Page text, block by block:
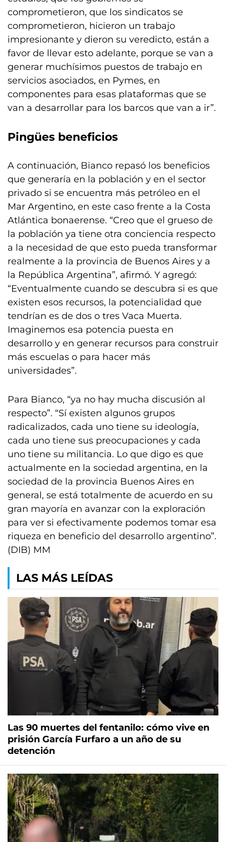
comprometieron, que los sindicatos se
comprometieron, hicieron un trabajo
impresionante y dieron su veredicto, están a
favor de llevar esto adelante, porque se van a
generar muchísimos puestos de trabajo en
servicios asociados, en Pymes, en
componentes para esas plataformas que se
van a desarrollar para los barcos que van a ir”.
Pingües beneficios
A continuación, Bianco repasó los beneficios
que generaría en la población y en el sector
privado si se encuentra más petróleo en el
Mar Argentino, en este caso frente a la Costa
Atlántica bonaerense. “Creo que el grueso de
la población ya tiene otra conciencia respecto
a la necesidad de que esto pueda transformar
realmente a la provincia de Buenos Aires y a
la República Argentina”, afirmó. Y agregó:
“Eventualmente cuando se descubra si es que
existen esos recursos, la potencialidad que
tendrían es de dos o tres Vaca Muerta.
Imaginemos esa potencia puesta en
desarrollo y en generar recursos para construir
más escuelas o para hacer más
universidades”.
Para Bianco, “ya no hay mucha discusión al
respecto”. “Sí existen algunos grupos
radicalizados, cada uno tiene su ideología,
cada uno tiene sus preocupaciones y cada
uno tiene su militancia. Lo que digo es que
actualmente en la sociedad argentina, en la
sociedad de la provincia Buenos Aires en
general, se está totalmente de acuerdo en su
gran mayoría en avanzar con la exploración
para ver si efectivamente podemos tomar esa
riqueza en beneficio del desarrollo argentino”.
(DIB) MM
LAS MÁS LEÍDAS
Las 90 muertes del fentanilo: cómo vive en
prisión García Furfaro a un año de su
detención